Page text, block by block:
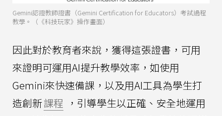
Gemini認證教師證書（Gemini Certification for Educators）考試過程
教學。（《科技玩家》操作畫面）
因此對於教育者來說，獲得這張證書，可用
來證明可運用AI提升教學效率，如使用
Gemini來快速備課，以及用AI工具為學生打
造創新課程 ，引導學生以正確、安全地運用